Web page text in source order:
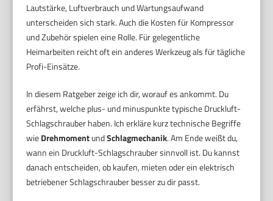
Lautstärke, Luftverbrauch und Wartungsaufwand
unterscheiden sich stark. Auch die Kosten für Kompressor
und Zubehör spielen eine Rolle. Für gelegentliche
Heimarbeiten reicht oft ein anderes Werkzeug als für tägliche
Profi-Einsätze.
In diesem Ratgeber zeige ich dir, worauf es ankommt. Du
erfährst, welche plus- und minuspunkte typische Druckluft-
Schlagschrauber haben. Ich erkläre kurz technische Begriffe
wieDrehmomentundSchlagmechanik. Am Ende weißt du,
wann ein Druckluft-Schlagschrauber sinnvoll ist. Du kannst
danach entscheiden, ob kaufen, mieten oder ein elektrisch
betriebener Schlagschrauber besser zu dir passt.